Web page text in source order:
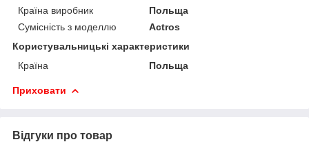
Країна виробник
Польща
Сумісність з моделлю
Actros
Користувальницькі характеристики
Країна
Польща
Приховати
Відгуки про товар